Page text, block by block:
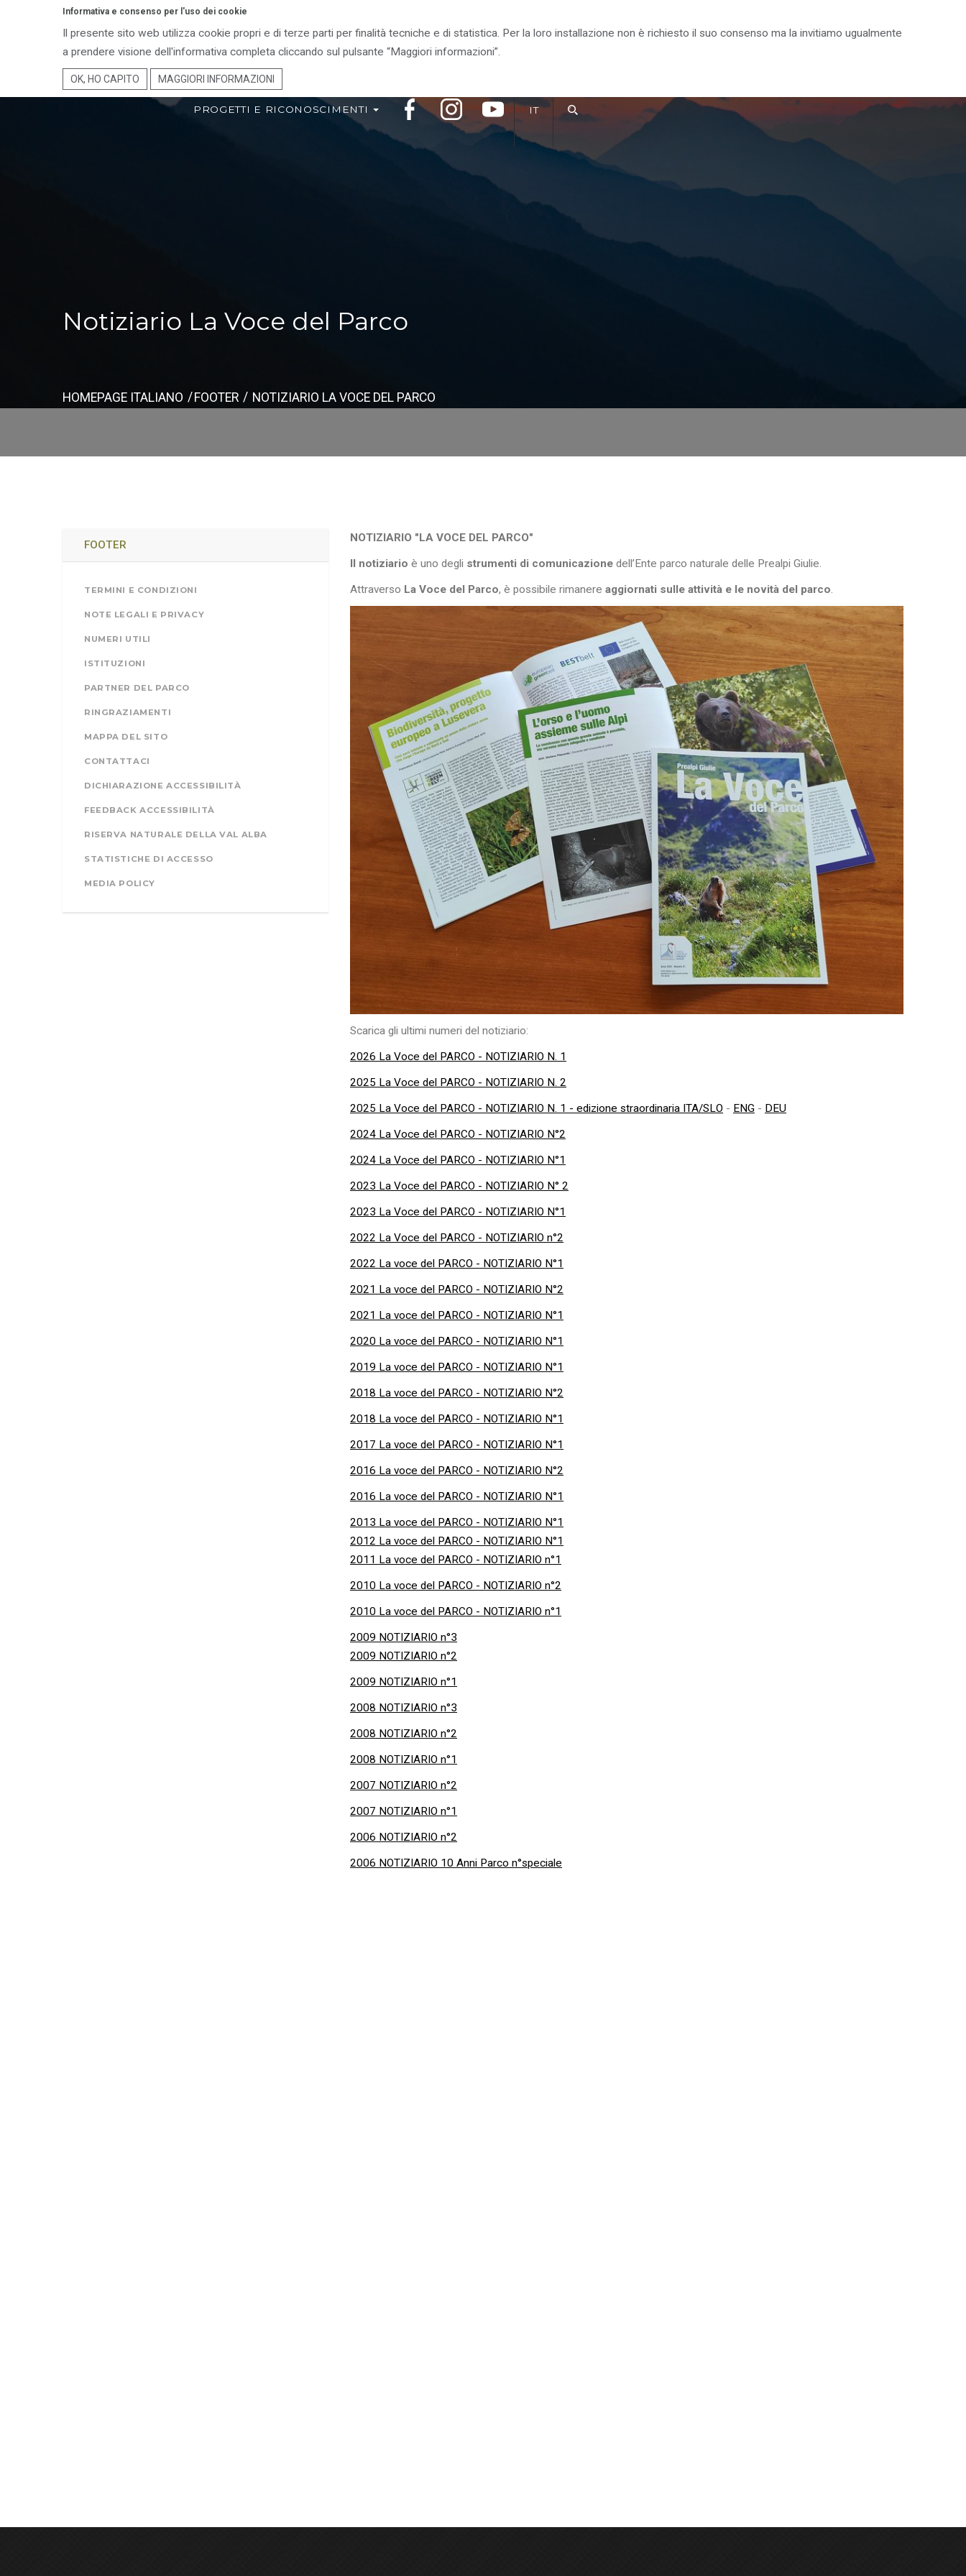
Informativa e consenso per l'uso dei cookie
Il presente sito web utilizza cookie propri e di terze parti per finalità tecniche e di statistica. Per la loro installazione non è richiesto il suo consenso ma la invitiamo ugualmente
a prendere visione dell'informativa completa cliccando sul pulsante “Maggiori informazioni”.
OK, HO CAPITO MAGGIORI INFORMAZIONI
ENTE PARCO TERRITORIO VIVI IL PARCO IL PARCO CONSIGLIA IL PARCO PER I GIOVANI
PROGETTI E RICONOSCIMENTI IT
Notiziario La Voce del Parco
HOMEPAGE ITALIANO FOOTER NOTIZIARIO LA VOCE DEL PARCO
NOTIZIARIO "LA VOCE DEL PARCO"
Il notiziario è uno degli strumenti di comunicazione dell’Ente parco naturale delle Prealpi Giulie.
Attraverso La Voce del Parco, è possibile rimanere aggiornati sulle attività e le novità del parco.
Scarica gli ultimi numeri del notiziario:
2026 La Voce del PARCO - NOTIZIARIO N. 1
2025 La Voce del PARCO - NOTIZIARIO N. 2
2025 La Voce del PARCO - NOTIZIARIO N. 1 - edizione straordinaria ITA/SLO - ENG - DEU
2024 La Voce del PARCO - NOTIZIARIO N°2
2024 La Voce del PARCO - NOTIZIARIO N°1
2023 La Voce del PARCO - NOTIZIARIO N° 2
2023 La Voce del PARCO - NOTIZIARIO N°1
2022 La Voce del PARCO - NOTIZIARIO n°2
2022 La voce del PARCO - NOTIZIARIO N°1
2021 La voce del PARCO - NOTIZIARIO N°2
2021 La voce del PARCO - NOTIZIARIO N°1
2020 La voce del PARCO - NOTIZIARIO N°1
2019 La voce del PARCO - NOTIZIARIO N°1
2018 La voce del PARCO - NOTIZIARIO N°2
2018 La voce del PARCO - NOTIZIARIO N°1
2017 La voce del PARCO - NOTIZIARIO N°1
2016 La voce del PARCO - NOTIZIARIO N°2
2016 La voce del PARCO - NOTIZIARIO N°1
2013 La voce del PARCO - NOTIZIARIO N°1
2012 La voce del PARCO - NOTIZIARIO N°1
2011 La voce del PARCO - NOTIZIARIO n°1
2010 La voce del PARCO - NOTIZIARIO n°2
2010 La voce del PARCO - NOTIZIARIO n°1
2009 NOTIZIARIO n°3
2009 NOTIZIARIO n°2
2009 NOTIZIARIO n°1
2008 NOTIZIARIO n°3
2008 NOTIZIARIO n°2
2008 NOTIZIARIO n°1
2007 NOTIZIARIO n°2
2007 NOTIZIARIO n°1
2006 NOTIZIARIO n°2
2006 NOTIZIARIO 10 Anni Parco n°speciale
FOOTER
TERMINI E CONDIZIONI
NOTE LEGALI E PRIVACY
NUMERI UTILI
ISTITUZIONI
PARTNER DEL PARCO
RINGRAZIAMENTI
MAPPA DEL SITO
CONTATTACI
DICHIARAZIONE ACCESSIBILITÀ
FEEDBACK ACCESSIBILITÀ
RISERVA NATURALE DELLA VAL ALBA
STATISTICHE DI ACCESSO
MEDIA POLICY